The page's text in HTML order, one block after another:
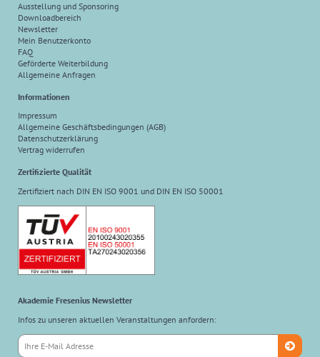
Ausstellung und Sponsoring
Downloadbereich
Newsletter
Mein Benutzerkonto
FAQ
Geförderte Weiterbildung
Allgemeine Anfragen
Informationen
Impressum
Allgemeine Geschäftsbedingungen (AGB)
Datenschutzerklärung
Vertrag widerrufen
Zertifizierte Qualität
Zertifiziert nach DIN EN ISO 9001 und DIN EN ISO 50001
Akademie Fresenius Newsletter
Infos zu unseren aktuellen Veranstaltungen anfordern: